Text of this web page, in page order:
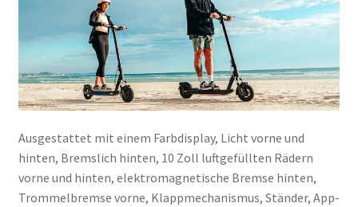
Ausgestattet mit einem Farbdisplay, Licht vorne und
hinten, Bremslich hinten, 10 Zoll luftgefüllten Rädern
vorne und hinten, elektromagnetische Bremse hinten,
Trommelbremse vorne, Klappmechanismus, Ständer, App-